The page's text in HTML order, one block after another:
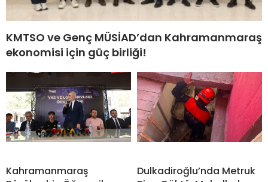
KMTSO ve Genç MÜSİAD’dan Kahramanmaraş
ekonomisi için güç birliği!
Kahramanmaraş
Dulkadiroğlu’nda Metruk